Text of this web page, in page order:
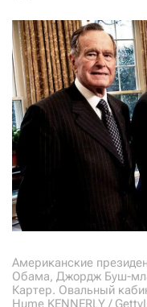
Американские
Обама, Джордж Буш-
Картер. Овальный